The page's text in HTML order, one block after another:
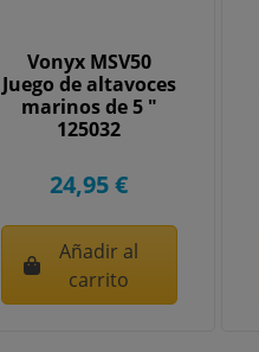
Vonyx MSV50
Juego de altavoces
marinos de 5 "
125032
24,95 €
Añadir al
carrito